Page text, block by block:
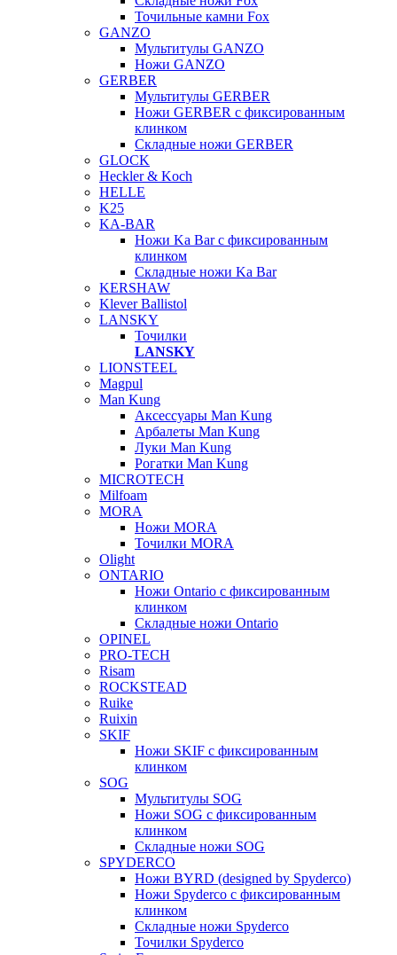
Точильные камни Fox
GANZO
Мультитулы GANZO
Ножи GANZO
GERBER
Мультитулы GERBER
Ножи GERBER с фиксированным
клинком
Складные ножи GERBER
GLOCK
Heckler & Koch
HELLE
K25
KA-BAR
Ножи Ka Bar c фиксированным
клинком
Складные ножи Ka Bar
KERSHAW
Klever Ballistol
LANSKY
Точилки
LANSKY
LIONSTEEL
Magpul
Man Kung
Аксессуары Man Kung
Арбалеты Man Kung
Луки Man Kung
Рогатки Man Kung
MICROTECH
Milfoam
MORA
Ножи MORA
Точилки MORA
Olight
ONTARIO
Ножи Ontario c фиксированным
клинком
Складные ножи Ontario
OPINEL
PRO-TECH
Risam
ROCKSTEAD
Ruike
Ruixin
SKIF
Ножи SKIF с фиксированным
клинком
SOG
Мультитулы SOG
Ножи SOG с фиксированным
клинком
Складные ножи SOG
SPYDERCO
Ножи BYRD (designed by Spyderco)
Ножи Spyderco c фиксированным
клинком
Складные ножи Spyderco
Точилки Spyderco